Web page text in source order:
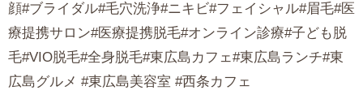
顔#ブライダル#毛穴洗浄#ニキビ#フェイシャル#眉毛#医
療提携サロン#医療提携脱毛#オンライン診療#子ども脱
毛#VIO脱毛#全身脱毛#東広島カフェ#東広島ランチ#東
広島グルメ #東広島美容室 #西条カフェ